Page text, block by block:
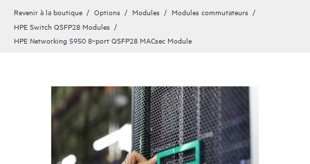
Revenir à la boutique Options Modules
Modules commutateurs
HPE Switch QSFP28 Modules
HPE Networking 5950 8‑port QSFP28 MACsec Module